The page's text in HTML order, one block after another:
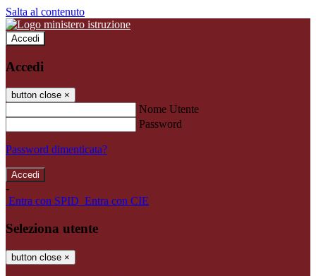
Salta al contenuto
Accedi
Accedi
button close ×
Nome Utente
Password
Password dimenticata?
-
Entra con SPID Entra con CIE
Seleziona utente
button close ×